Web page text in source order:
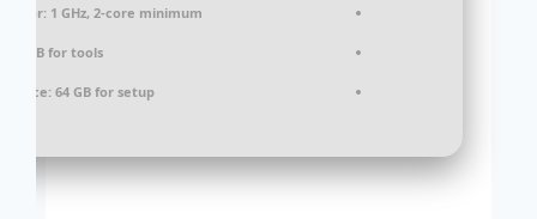
1 GHz, 2-core minimum
4 GB for tools
space: 64 GB for setup